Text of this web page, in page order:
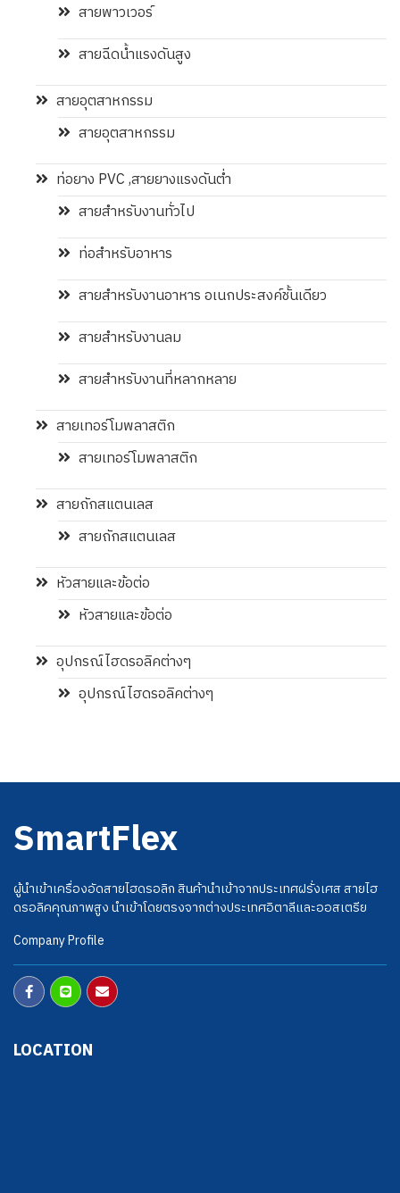
สายพาวเวอร์
สายฉีดน้ำแรงดันสูง
สายอุตสาหกรรม
สายอุตสาหกรรม
ท่อยาง PVC ,สายยางแรงดันต่ำ
สายสำหรับงานทั่วไป
ท่อสำหรับอาหาร
สายสำหรับงานอาหาร อเนกประสงค์ชั้นเดียว
สายสำหรับงานลม
สายสำหรับงานที่หลากหลาย
สายเทอร์โมพลาสติก
สายเทอร์โมพลาสติก
สายถักสแตนเลส
สายถักสแตนเลส
หัวสายและข้อต่อ
หัวสายและข้อต่อ
อุปกรณ์ไฮดรอลิคต่างๆ
อุปกรณ์ไฮดรอลิคต่างๆ
SmartFlex
ผู้นำเข้าเครื่องอัดสายไฮดรอลิก สินค้านำเข้าจากประเทศฝรั่งเศส สายไฮ
ดรอลิคคุณภาพสูง นำเข้าโดยตรงจากต่างประเทศอิตาลีและออสเตรีย
Company Profile
LOCATION